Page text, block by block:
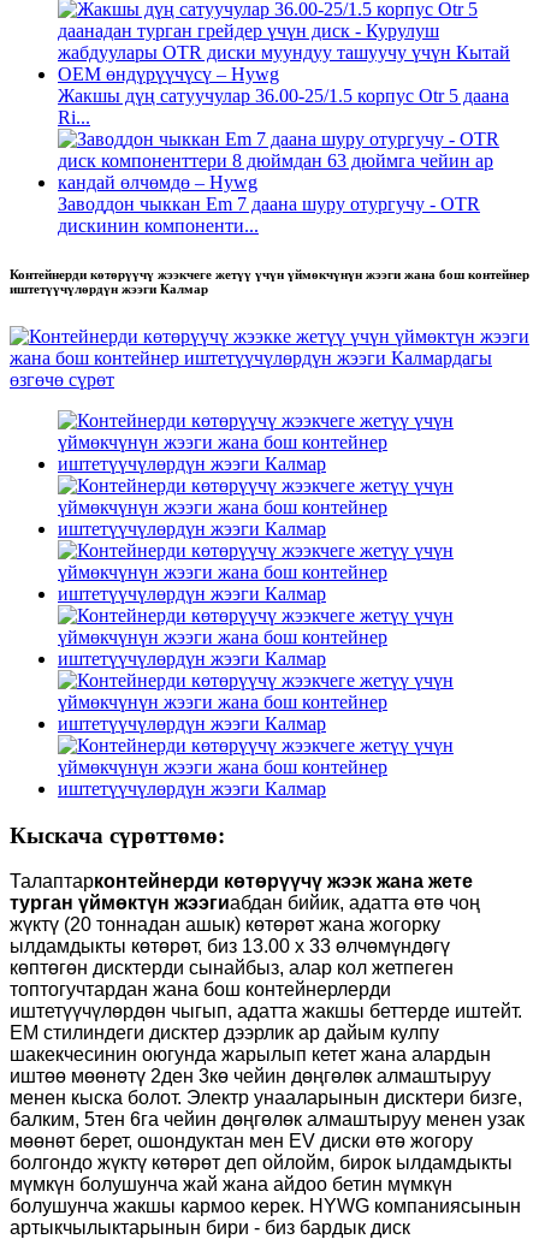
Жакшы дүң сатуучулар 36.00-25/1.5 корпус Otr 5 даана
Ri...
Заводдон чыккан Em 7 даана шуру отургучу - OTR
дискинин компоненти...
Контейнерди көтөрүүчү жээкчеге жетүү үчүн үймөкчүнүн жээги жана бош контейнер
иштетүүчүлөрдүн жээги Калмар
Кыскача сүрөттөмө:
Талаптарконтейнерди көтөрүүчү жээк жана жете
турган үймөктүн жээгиабдан бийик, адатта өтө чоң
жүктү (20 тоннадан ашык) көтөрөт жана жогорку
ылдамдыкты көтөрөт, биз 13.00 x 33 өлчөмүндөгү
көптөгөн дисктерди сынайбыз, алар кол жетпеген
топтогучтардан жана бош контейнерлерди
иштетүүчүлөрдөн чыгып, адатта жакшы беттерде иштейт.
EM стилиндеги дисктер дээрлик ар дайым кулпу
шакекчесинин оюгунда жарылып кетет жана алардын
иштөө мөөнөтү 2ден 3кө чейин дөңгөлөк алмаштыруу
менен кыска болот. Электр унааларынын дисктери бизге,
балким, 5тен 6га чейин дөңгөлөк алмаштыруу менен узак
мөөнөт берет, ошондуктан мен EV диски өтө жогору
болгондо жүктү көтөрөт деп ойлойм, бирок ылдамдыкты
мүмкүн болушунча жай жана айдоо бетин мүмкүн
болушунча жакшы кармоо керек. HYWG компаниясынын
артыкчылыктарынын бири - биз бардык диск